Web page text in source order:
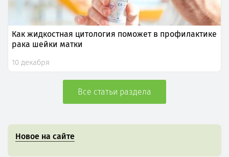
Как жидкостная цитология поможет в профилактике
рака шейки матки
10 декабря
Все статьи раздела
Новое на сайте